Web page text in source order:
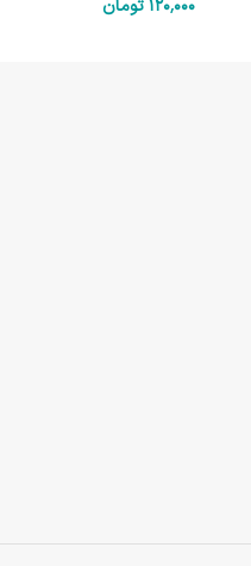
120٬000 تومان